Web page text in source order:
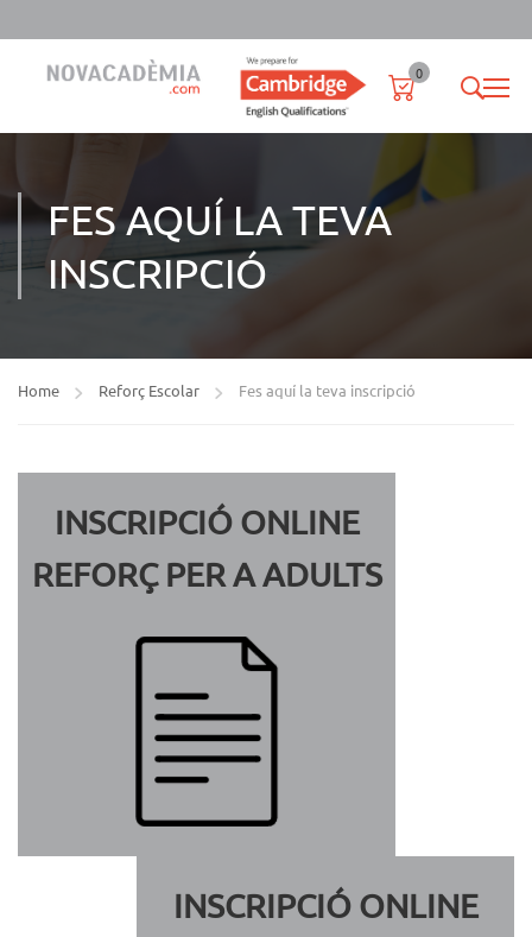
0
FES AQUÍ LA TEVA
INSCRIPCIÓ
Home Reforç Escolar Fes aquí la teva inscripció
INSCRIPCIÓ ONLINE
REFORÇ PER A ADULTS
INSCRIPCIÓ ONLINE